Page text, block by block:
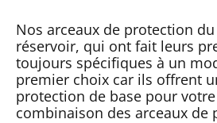
Nos arceaux de protection
réservoir, qui ont fait leurs
toujours spécifiques à un
premier choix car ils offrent
protection de base pour
combinaison des arceaux de